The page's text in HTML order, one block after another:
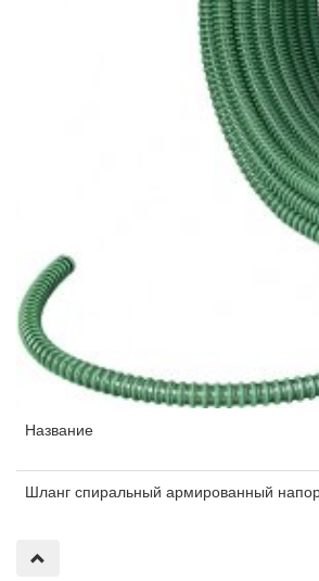
Название
Шланг спиральный армированный